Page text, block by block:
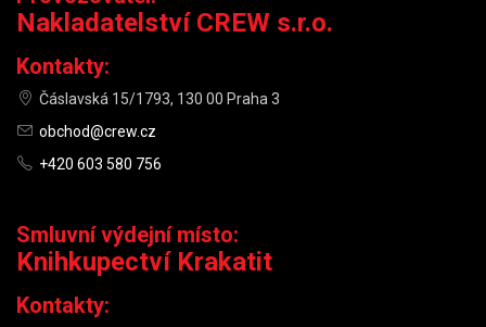
Nakladatelství CREW s.r.o.
Kontakty:
Čáslavská 15/1793, 130 00 Praha 3
obchod@crew.cz
+420 603 580 756
Smluvní výdejní místo:
Knihkupectví Krakatit
Kontakty: